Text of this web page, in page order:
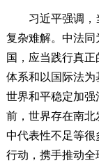
习近平强调，当
复杂难解。中法
国，应当践行真
体系和以国际法
世界和平稳定加
前，世界存在南
中代表性不足等
行动，携手推动